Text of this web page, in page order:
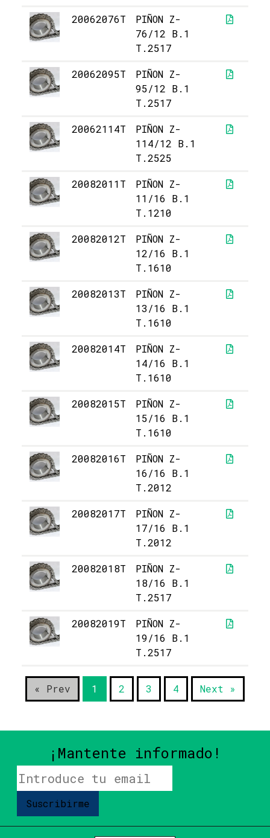
20062076T
PIÑON Z-
76/12 B.1
T.2517
20062095T
PIÑON Z-
95/12 B.1
T.2517
20062114T
PIÑON Z-
114/12 B.1
T.2525
20082011T
PIÑON Z-
11/16 B.1
T.1210
20082012T
PIÑON Z-
12/16 B.1
T.1610
20082013T
PIÑON Z-
13/16 B.1
T.1610
20082014T
PIÑON Z-
14/16 B.1
T.1610
20082015T
PIÑON Z-
15/16 B.1
T.1610
20082016T
PIÑON Z-
16/16 B.1
T.2012
20082017T
PIÑON Z-
17/16 B.1
T.2012
20082018T
PIÑON Z-
18/16 B.1
T.2517
20082019T
PIÑON Z-
19/16 B.1
T.2517
« Prev 1 2 3 4 Next »
¡Mantente informado!
Suscribirme